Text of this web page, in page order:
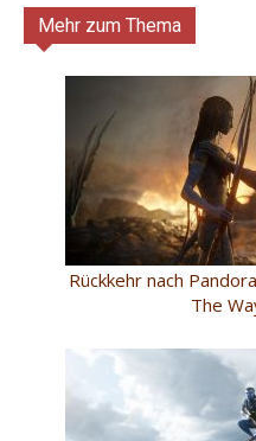
Mehr zum Thema
Rückkehr nach
The